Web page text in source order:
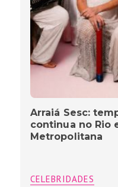
Arraiá Sesc:
continua no Rio
Metropolitana
CELEBRIDADES